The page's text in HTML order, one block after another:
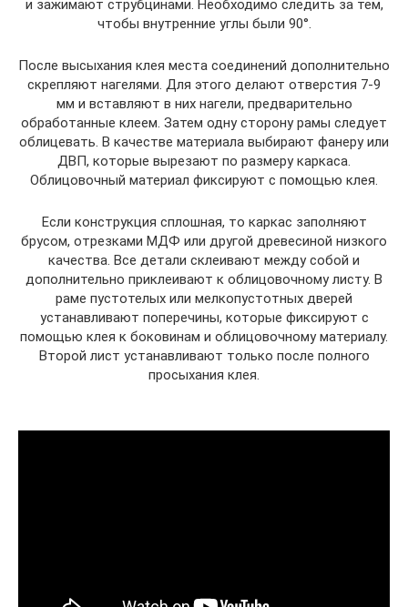
и зажимают струбцинами. Необходимо следить за тем,
чтобы внутренние углы были 90°.
После высыхания клея места соединений дополнительно
скрепляют нагелями. Для этого делают отверстия 7-9
мм и вставляют в них нагели, предварительно
обработанные клеем. Затем одну сторону рамы следует
облицевать. В качестве материала выбирают фанеру или
ДВП, которые вырезают по размеру каркаса.
Облицовочный материал фиксируют с помощью клея.
Если конструкция сплошная, то каркас заполняют
брусом, отрезками МДФ или другой древесиной низкого
качества. Все детали склеивают между собой и
дополнительно приклеивают к облицовочному листу. В
раме пустотелых или мелкопустотных дверей
устанавливают поперечины, которые фиксируют с
помощью клея к боковинам и облицовочному материалу.
Второй лист устанавливают только после полного
просыхания клея.